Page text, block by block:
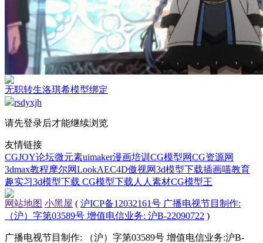
无职转生洛琪希模型绑定
rsdyxjh
请先登录后才能继续浏览
友情链接
CGJOY论坛微元素uimaker漫画培训 CG模型网CG资源网
3dmax教程摩尔网LookAEC4D傲视网3d模型下载插画喵教育
趣实习3d模型下载 CG模型下载 人人素材CG模型王
网站地图 小黑屋 ( 沪ICP备12032161号 广播电视节目制作:
（沪）字第03589号 增值电信业务: 沪B-22090722 )
广播电视节目制作: （沪）字第03589号 增值电信业务:沪B-